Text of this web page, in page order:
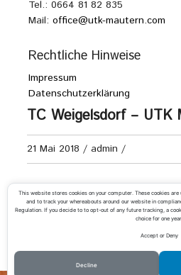
Tel.: 0664 81 82 835
Mail: office@utk-mautern.com
Rechtliche Hinweise
Impressum
Datenschutzerklärung
TC Weigelsdorf – UTK
21 Mai 2018 / admin /
2. Bundesliga Damen
Schnuppertraining für Kids mit
UTK
This website stores cookies on your computer. These cookies
and to track your whereabouts around our website in
Regulation. If you decide to to opt-out of any future tracking, a
choice for one
Accept or Deny
Decline